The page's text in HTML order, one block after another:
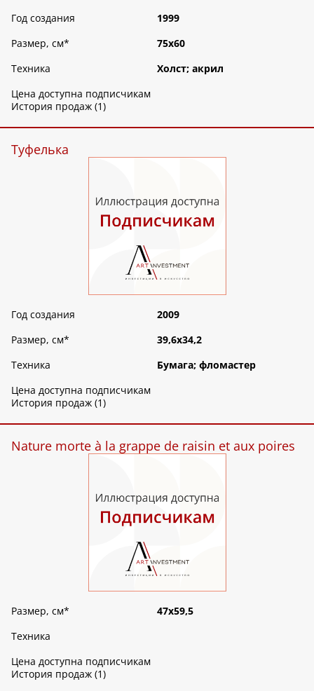
Год создания
1999
Размер, см*
75х60
Техника
Холст; акрил
Цена доступна подписчикам
История продаж (1)
Туфелька
Год создания
2009
Размер, см*
39,6х34,2
Техника
Бумага; фломастер
Цена доступна подписчикам
История продаж (1)
Nature morte à la grappe de raisin et aux poires
Размер, см*
47х59,5
Техника
Цена доступна подписчикам
История продаж (1)